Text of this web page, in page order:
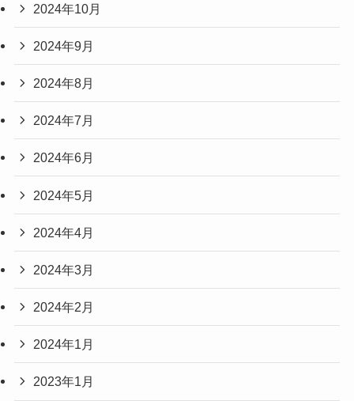
2024年10月
2024年9月
2024年8月
2024年7月
2024年6月
2024年5月
2024年4月
2024年3月
2024年2月
2024年1月
2023年1月